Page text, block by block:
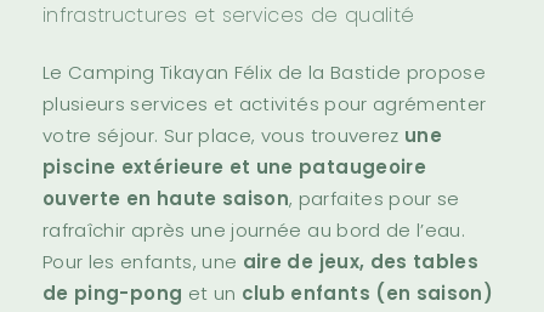
infrastructures et services de qualité
Le Camping Tikayan Félix de la Bastide propose
plusieurs services et activités pour agrémenter
votre séjour. Sur place, vous trouverez une
piscine extérieure et une pataugeoire
ouverte en haute saison, parfaites pour se
rafraîchir après une journée au bord de l’eau.
Pour les enfants, une aire de jeux, des tables
de ping-pong et un club enfants (en saison)